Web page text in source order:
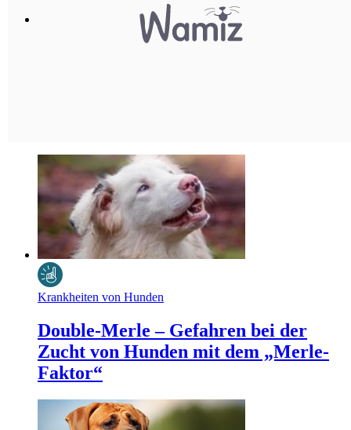
Krankheiten von Hunden
Double-Merle – Gefahren bei der
Zucht von Hunden mit dem „Merle-
Faktor“